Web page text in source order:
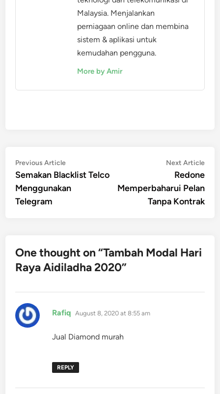
Malaysia. Menjalankan
perniagaan online dan membina
sistem & aplikasi untuk
kemudahan pengguna.
More by Amir
Post
navigation
Previous ArticlePrevious
article:
Semakan Blacklist Telco
Menggunakan
Telegram
Next Article
Redone
Memperbaharui Pelan
Tanpa Kontrak
One thought on “Tambah Modal Hari
Raya Aidiladha 2020”
Rafiq says:
August 8, 2020 at 8:55 am
Jual Diamond murah
REPLY